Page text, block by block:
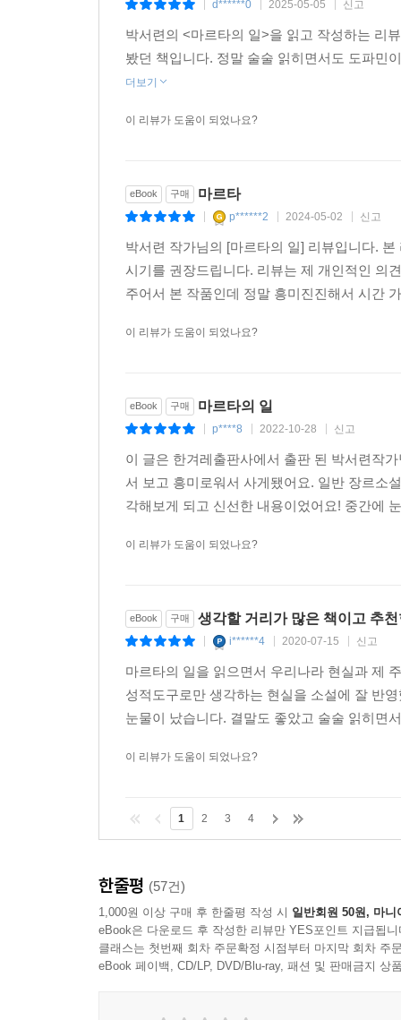
d******0 2025-05-05 신고
박서련의 <마르타의 일>을 읽고 작성하는 리
봤던 책입니다. 정말 술술 읽히면서도 도파민
더보기
이 리뷰가 도움이 되었나요?
eBook 구매 마르타
p******2 2024-05-02 신고
박서련 작가님의 [마르타의 일] 리뷰입니다.
시기를 권장드립니다. 리뷰는 제 개인적인 의
주어서 본 작품인데 정말 흥미진진해서 시간
이 리뷰가 도움이 되었나요?
eBook 구매 마르타의 일
p****8 2022-10-28 신고
이 글은 한겨레출판사에서 출판 된 박서련작
서 보고 흥미로워서 사게됐어요. 일반 장르소
각해보게 되고 신선한 내용이었어요! 중간에
이 리뷰가 도움이 되었나요?
eBook 구매 생각할 거리가 많은 책이고 추
i******4 2020-07-15 신고
마르타의 일을 읽으면서 우리나라 현실과 제
성적도구로만 생각하는 현실을 소설에 잘 반
눈물이 났습니다. 결말도 좋았고 술술 읽히면
이 리뷰가 도움이 되었나요?
1 2 3 4
한줄평 (57건)
1,000원 이상 구매 후 한줄평 작성 시 일반회원 50원, 마니
eBook은 다운로드 후 작성한 리뷰만 YES포인트 지급됩니
클래스는 첫번째 회차 주문확정 시점부터 마지막 회차 주
eBook 페이백, CD/LP, DVD/Blu-ray, 패션 및 판매금지 상